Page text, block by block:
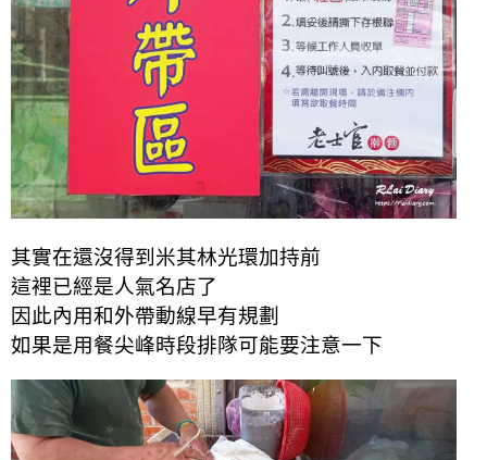
其實在還沒得到米其林光環加持前
這裡已經是人氣名店了
因此內用和外帶動線早有規劃
如果是用餐尖峰時段排隊可能要注意一下